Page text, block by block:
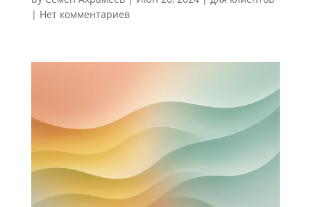
| Нет комментариев